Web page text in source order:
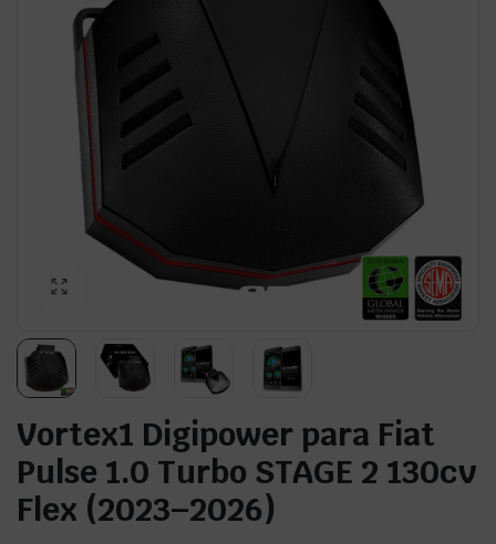
Vortex1 Digipower para Fiat
Pulse 1.0 Turbo STAGE 2 130cv
Flex (2023–2026)